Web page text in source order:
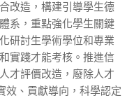
改造，構建引導學生德
系，重點強化學生關鍵
研討生學術學位和專業
實踐才能考核。推進信
才評價改造，廢除人才
效、貢獻導向，科學認定